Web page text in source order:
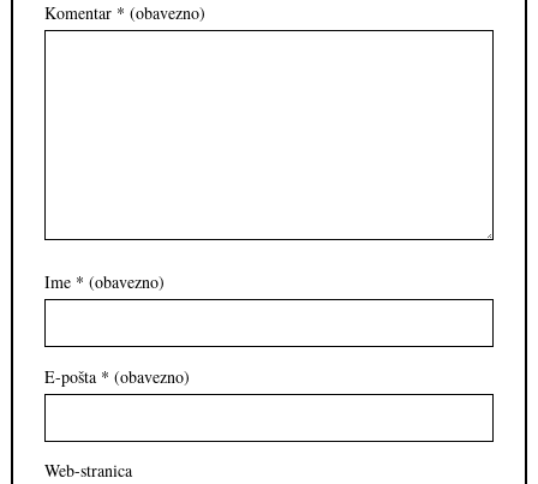
Komentar * (obavezno)
Ime * (obavezno)
E-pošta * (obavezno)
Web-stranica